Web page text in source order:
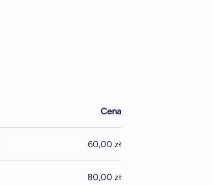
Cena
60,00 zł
80,00 zł